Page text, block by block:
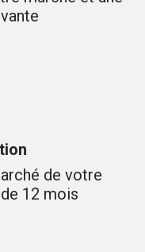
de votre
12 mois